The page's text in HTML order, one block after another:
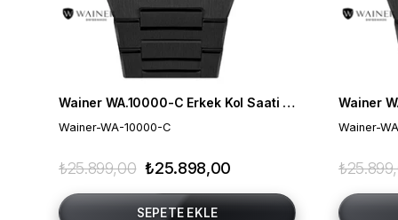
Wainer WA.10000-C Erkek Kol Saati , Swiss Made , Safir Cam
Wainer-WA-10000-C
₺25.898,00
₺25.899,00
SEPETE EKLE
Wainer-